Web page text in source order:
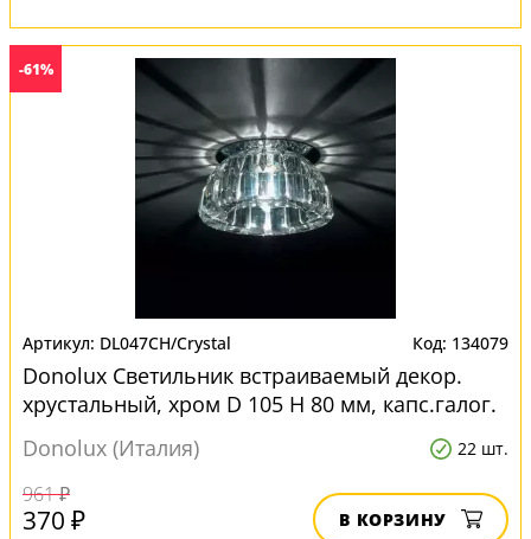
-61%
DL047CH/Crystal 134079
Donolux Светильник встраиваемый декор.
хрустальный, хром D 105 H 80 мм, капс.галог.
лампа GY6,35 max для натяжных потолков
Donolux (Италия) 22 шт.
961 ₽
370 ₽ В КОРЗИНУ